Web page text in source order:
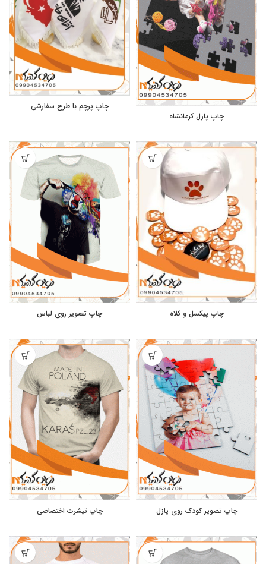
چاپ پازل کرمانشاه
چاپ پرچم با طرح سفارشی
چاپ پیکسل و کلاه چاپ تصویر روی لباس
چاپ تصویر کودک روی پازل چاپ تیشرت اختصاصی